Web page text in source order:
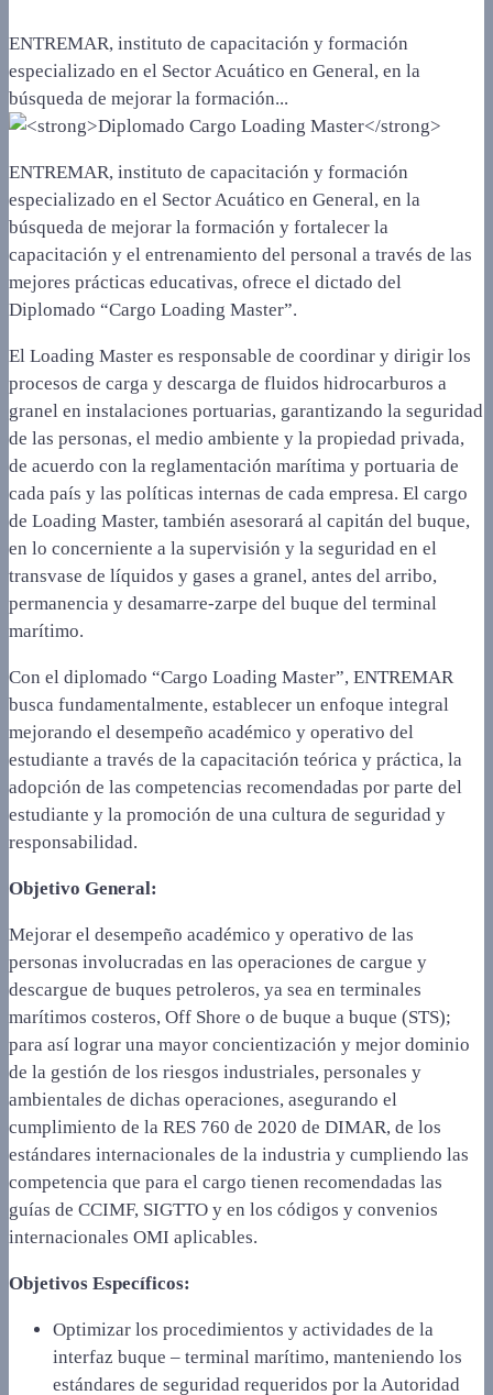
ENTREMAR, instituto de capacitación y formación
especializado en el Sector Acuático en General, en la
búsqueda de mejorar la formación...
ENTREMAR, instituto de capacitación y formación
especializado en el Sector Acuático en General, en la
búsqueda de mejorar la formación y fortalecer la
capacitación y el entrenamiento del personal a través de las
mejores prácticas educativas, ofrece el dictado del
Diplomado “Cargo Loading Master”.
El Loading Master es responsable de coordinar y dirigir los
procesos de carga y descarga de fluidos hidrocarburos a
granel en instalaciones portuarias, garantizando la seguridad
de las personas, el medio ambiente y la propiedad privada,
de acuerdo con la reglamentación marítima y portuaria de
cada país y las políticas internas de cada empresa. El cargo
de Loading Master, también asesorará al capitán del buque,
en lo concerniente a la supervisión y la seguridad en el
transvase de líquidos y gases a granel, antes del arribo,
permanencia y desamarre-zarpe del buque del terminal
marítimo.
Con el diplomado “Cargo Loading Master”, ENTREMAR
busca fundamentalmente, establecer un enfoque integral
mejorando el desempeño académico y operativo del
estudiante a través de la capacitación teórica y práctica, la
adopción de las competencias recomendadas por parte del
estudiante y la promoción de una cultura de seguridad y
responsabilidad.
Objetivo General:
Mejorar el desempeño académico y operativo de las
personas involucradas en las operaciones de cargue y
descargue de buques petroleros, ya sea en terminales
marítimos costeros, Off Shore o de buque a buque (STS);
para así lograr una mayor concientización y mejor dominio
de la gestión de los riesgos industriales, personales y
ambientales de dichas operaciones, asegurando el
cumplimiento de la RES 760 de 2020 de DIMAR, de los
estándares internacionales de la industria y cumpliendo las
competencia que para el cargo tienen recomendadas las
guías de CCIMF, SIGTTO y en los códigos y convenios
internacionales OMI aplicables.
Objetivos Específicos:
Optimizar los procedimientos y actividades de la
interfaz buque – terminal marítimo, manteniendo los
estándares de seguridad requeridos por la Autoridad